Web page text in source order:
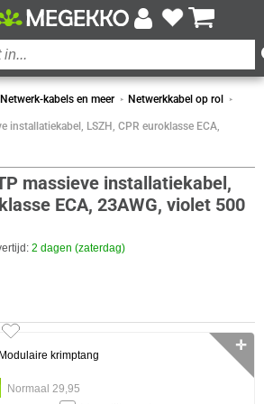
Netwerk-kabels en meer Netwerkkabel op rol
installatiekabel, LSZH, CPR euroklasse ECA,
massieve installatiekabel,
ECA, 23AWG, violet 500
2 dagen (zaterdag)
krimptang
Normaal 29,95
✛